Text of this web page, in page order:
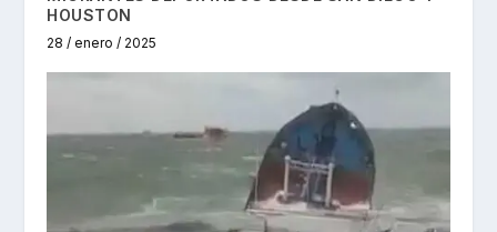
HOUSTON
28 / enero / 2025